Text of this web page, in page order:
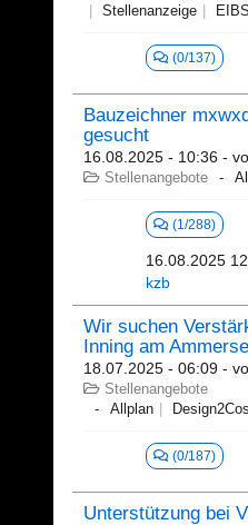
Stellenanzeige
EIBS
(0/137)
Bauzeichner
gesucht
16.08.2025 - 10:36 -
Stellenangebote
(1/288)
16.08.2025
kzb
Wir suchen
Inning am
18.07.2025 - 06:09 -
Stellenangebote
Allplan
(0/187)
Unterstützung bei